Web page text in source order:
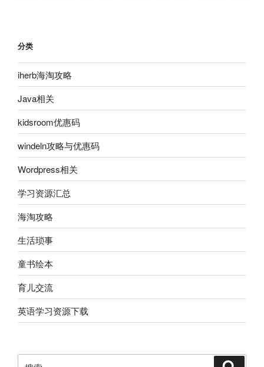
分类
iherb海淘攻略
Java相关
kidsroom优惠码
windeln攻略与优惠码
Wordpress相关
学习资源汇总
海淘攻略
生活琐事
童书绘本
育儿交流
英语学习资源下载